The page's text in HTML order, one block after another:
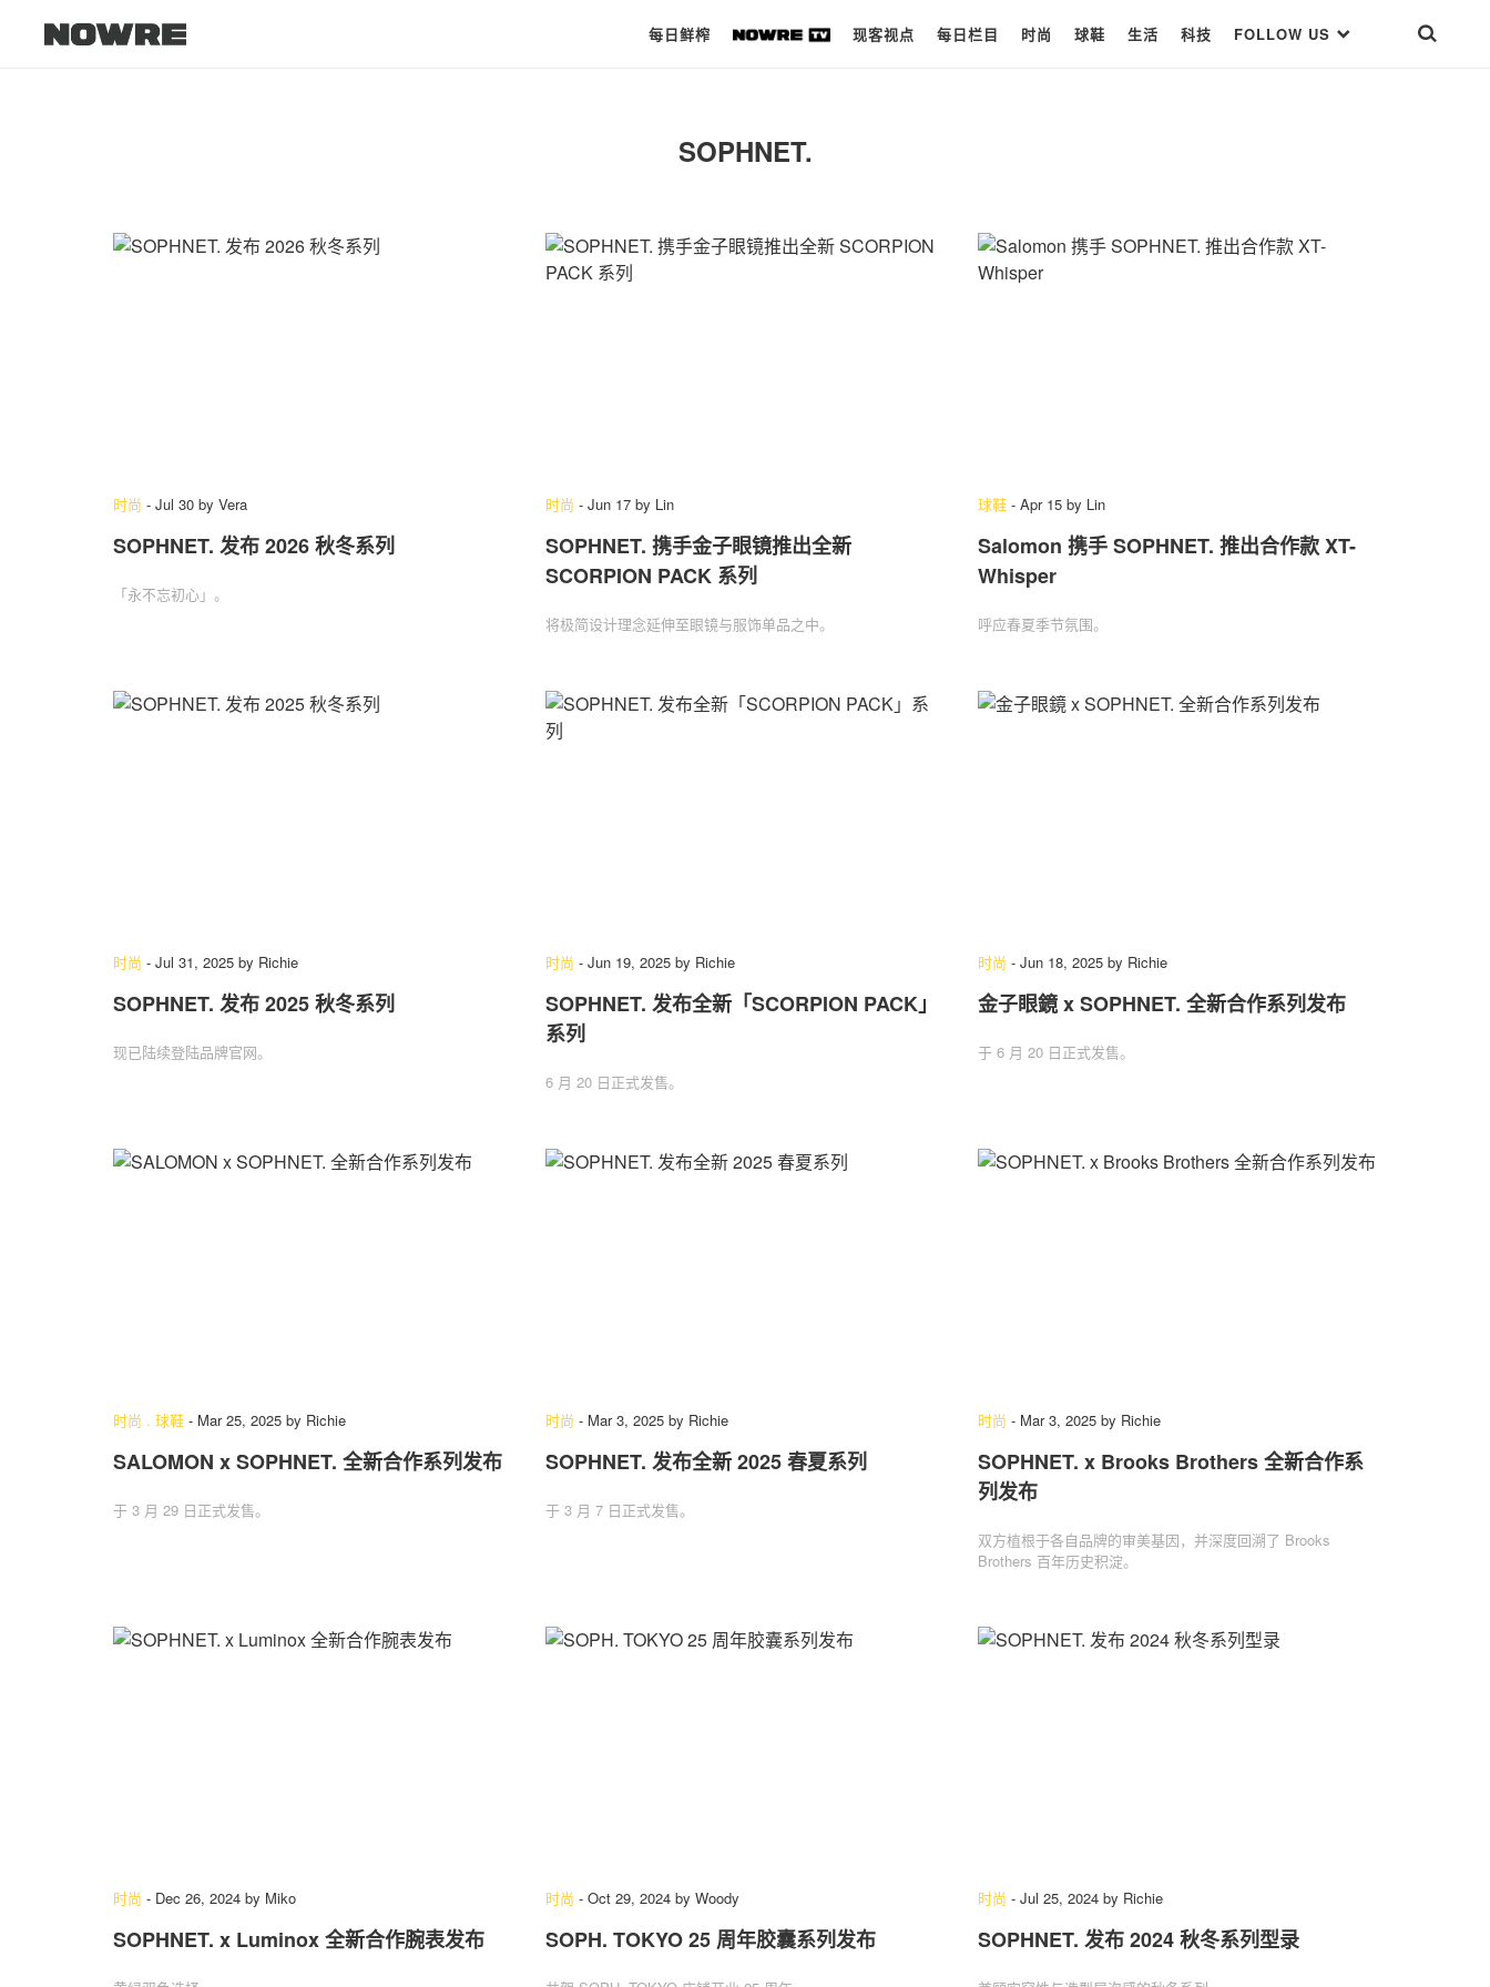
每日鲜榨 现客视点 每日栏目 时尚 球鞋 生活 科技 FOLLOW US
每日栏目
关于我们
SOPHNET.
时尚 - Jul 30 by Vera
SOPHNET. 发布 2026 秋冬系列
「永不忘初心」‌。
时尚 - Jun 17 by Lin
SOPHNET. 携手金子眼镜推出全新
SCORPION PACK 系列
将极简设计理念延伸至眼镜与服饰单品之中。
球鞋 - Apr 15 by Lin
Salomon 携手 SOPHNET. 推出合作款 XT-
Whisper
呼应春夏季节氛围。
时尚 - Jul 31, 2025 by Richie
SOPHNET. 发布 2025 秋冬系列
现已陆续登陆品牌官网。
时尚 - Jun 19, 2025 by Richie
SOPHNET. 发布全新「SCORPION PACK」
系列
6 月 20 日正式发售。
时尚 - Jun 18, 2025 by Richie
金子眼鏡 x SOPHNET. 全新合作系列发布
于 6 月 20 日正式发售。
时尚 . 球鞋 - Mar 25, 2025 by Richie
SALOMON x SOPHNET. 全新合作系列发布
于 3 月 29 日正式发售。
时尚 - Mar 3, 2025 by Richie
SOPHNET. 发布全新 2025 春夏系列
于 3 月 7 日正式发售。
时尚 - Mar 3, 2025 by Richie
SOPHNET. x Brooks Brothers 全新合作系
列发布
双方植根于各自品牌的审美基因，并深度回溯了 Brooks
Brothers 百年历史积淀。
时尚 - Dec 26, 2024 by Miko
SOPHNET. x Luminox 全新合作腕表发布
时尚 - Oct 29, 2024 by Woody
SOPH. TOKYO 25 周年胶囊系列发布
时尚 - Jul 25, 2024 by Richie
SOPHNET. 发布 2024 秋冬系列型录